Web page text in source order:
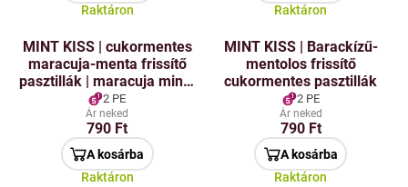
Raktáron Raktáron
MINT KISS | cukormentes
maracuja-menta frissítő
pasztillák | maracuja mint |
28 g
2 PE
Ár neked
790 Ft
A kosárba
Raktáron
MINT KISS | Barackízű-
mentolos frissítő
cukormentes pasztillák
2 PE
Ár neked
790 Ft
A kosárba
Raktáron